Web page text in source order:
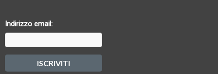
Indirizzo email: